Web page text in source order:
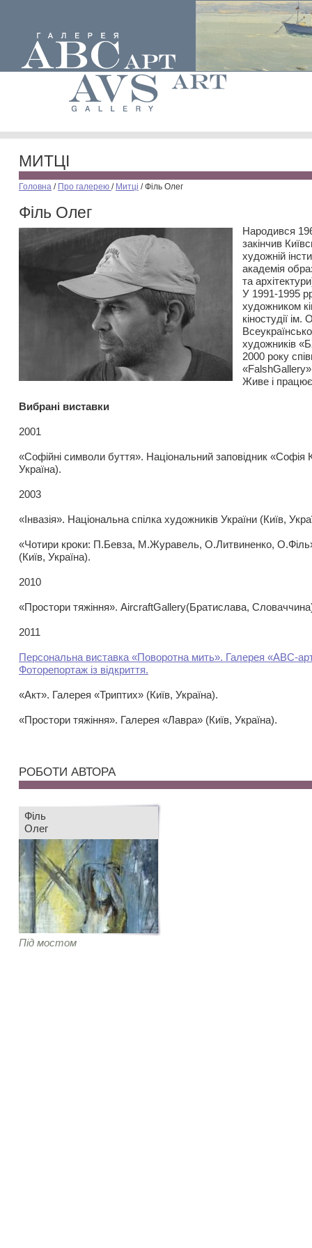
МИТЦІ
Головна / Про галерею / Митці /Філь Олег
Філь Олег
Народився
закінчив
художній
академія
та
У 1991-1995
художником
кіностудії
художників
2000 року
Живе і
Вибрані виставки
2001
«Софійні символи буття». Національний заповідник «Софія
Україна).
2003
«Інвазія». Національна спілка художників України (Київ,
«Чотири кроки: П.Бевза, М.Журавель, О.Литвиненко,
(Київ, Україна).
2010
«Простори тяжіння». AircraftGallery(Братислава,
2011
Персональна виставка «Поворотна мить». Галерея «АВС-
Фоторепортаж із відкриття.
«Акт». Галерея «Триптих» (Київ, Україна).
«Простори тяжіння». Галерея «Лавра» (Київ, Україна).
РОБОТИ АВТОРА
Філь
Олег
Під мостом